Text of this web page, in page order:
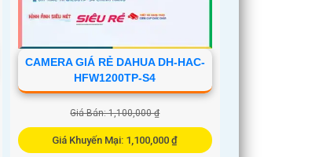
CAMERA GIÁ RẺ DAHUA DH-HAC-
HFW1200TP-S4
Giá Bán: 1,100,000 ₫
Giá Khuyến Mại: 1,100,000 ₫